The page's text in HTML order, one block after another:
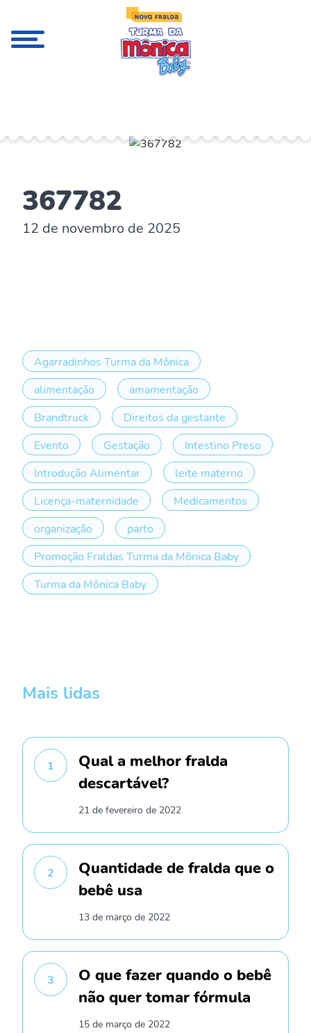
367782
12 de novembro de 2025
Agarradinhos Turma da Mônica
alimentação
amamentação
Brandtruck
Direitos da gestante
Evento
Gestação
Intestino Preso
Introdução Alimentar
leite materno
Licença-maternidade
Medicamentos
organização
parto
Promoção Fraldas Turma da Mônica Baby
Turma da Mônica Baby
Mais lidas
1
Qual a melhor fralda
descartável?
21 de fevereiro de 2022
2
Quantidade de fralda que o
bebê usa
13 de março de 2022
3
O que fazer quando o bebê
não quer tomar fórmula
15 de março de 2022